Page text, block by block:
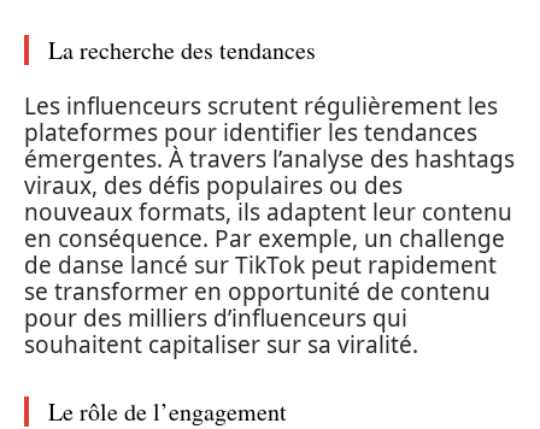
La recherche des tendances
Les influenceurs scrutent régulièrement les
plateformes pour identifier les tendances
émergentes. À travers l’analyse des hashtags
viraux, des défis populaires ou des
nouveaux formats, ils adaptent leur contenu
en conséquence. Par exemple, un challenge
de danse lancé sur TikTok peut rapidement
se transformer en opportunité de contenu
pour des milliers d’influenceurs qui
souhaitent capitaliser sur sa viralité.
Le rôle de l’engagement